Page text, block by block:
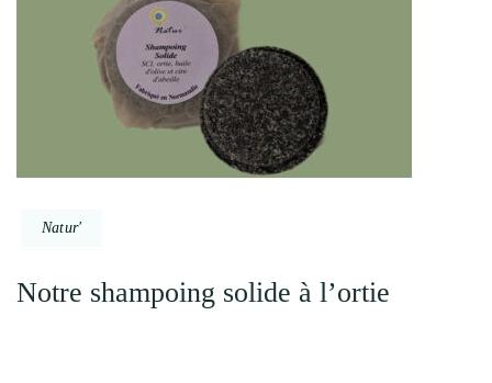
Natur'
Notre shampoing solide à l’ortie